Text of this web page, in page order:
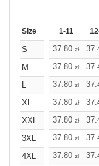
Size 1-11
S 37.80 zł
M
37.80 zł
L
37.80 zł
XL
37.80 zł
XXL
37.80 zł
3XL
37.80 zł
4XL
37.80 zł